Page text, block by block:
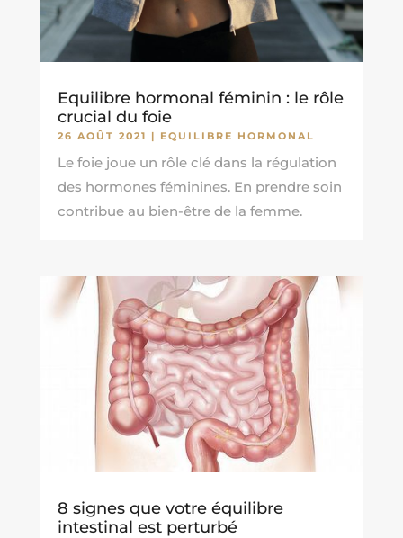
Equilibre hormonal féminin : le rôle
crucial du foie
26 AOÛT 2021 | EQUILIBRE HORMONAL
Le foie joue un rôle clé dans la régulation
des hormones féminines. En prendre soin
contribue au bien-être de la femme.
8 signes que votre équilibre
intestinal est perturbé